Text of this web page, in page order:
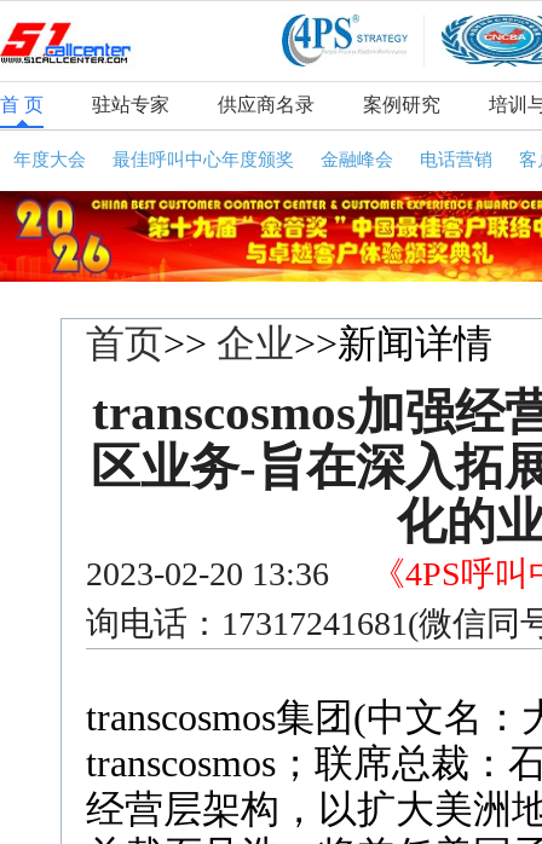
首 页 驻站专家 供应商名录 案例研究 培训
年度大会 最佳呼叫中心年度颁奖 金融峰会 电话营销 客
首页>> 企业>>新闻详情
transcosmos加强经
区业务-旨在深入拓
化的
2023-02-20 13:36
《4PS呼
询电话：17317241681(微信
transcosmos集团(中文名
transcosmos；联席总裁
经营层架构，以扩大美洲